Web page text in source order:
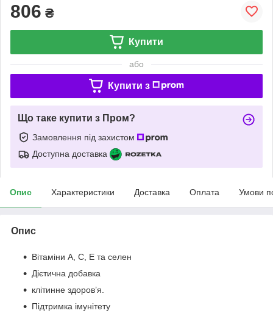
806 ₴
Купити
або
Купити з
Що таке купити з Пром?
Замовлення під захистом
Доступна доставка
Опис Характеристики Доставка Оплата Умови
Опис
Вітаміни A, C, E та селен
Дієтична добавка
клітинне здоров’я.
Підтримка імунітету